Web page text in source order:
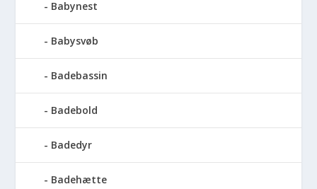
Babynest
Babysvøb
Badebassin
Badebold
Badedyr
Badehætte